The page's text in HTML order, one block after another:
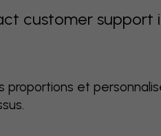
customer support
et